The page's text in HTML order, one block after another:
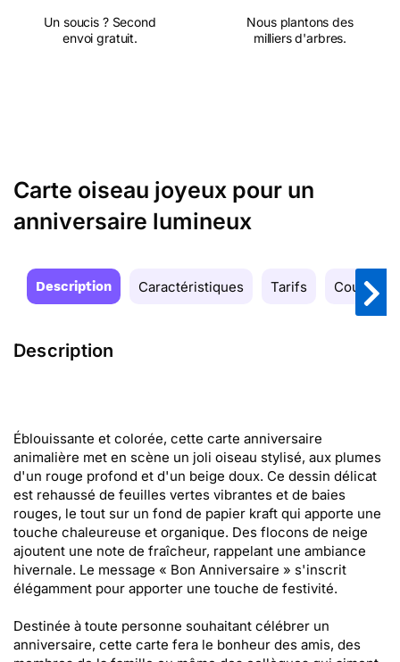
Un soucis ? Second
envoi gratuit.
Nous plantons des
milliers d'arbres.
Carte oiseau joyeux pour un
anniversaire lumineux
Description Caractéristiques Tarifs Couleurs
Description
Éblouissante et colorée, cette carte anniversaire
animalière met en scène un joli oiseau stylisé, aux plumes
d'un rouge profond et d'un beige doux. Ce dessin délicat
est rehaussé de feuilles vertes vibrantes et de baies
rouges, le tout sur un fond de papier kraft qui apporte une
touche chaleureuse et organique. Des flocons de neige
ajoutent une note de fraîcheur, rappelant une ambiance
hivernale. Le message « Bon Anniversaire » s'inscrit
élégamment pour apporter une touche de festivité.
Destinée à toute personne souhaitant célébrer un
anniversaire, cette carte fera le bonheur des amis, des